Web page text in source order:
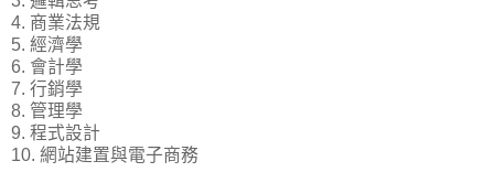
4. 商業法規
5. 經濟學
6. 會計學
7. 行銷學
8. 管理學
9. 程式設計
10. 網站建置與電子商務